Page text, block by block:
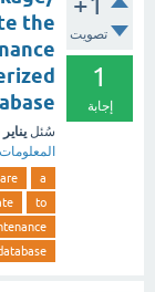
تصويت
1
إجابة
the
سُئل يناير 26، 2023
المعلومات computer and IT
a
to